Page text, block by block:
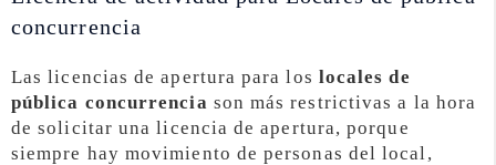
concurrencia
Las licencias de apertura para los locales de
pública concurrencia son más restrictivas a la hora
de solicitar una licencia de apertura, porque
siempre hay movimiento de personas del local,